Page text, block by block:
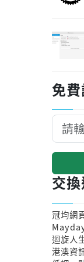
免
交
冠均網
迴旋人
港澳資